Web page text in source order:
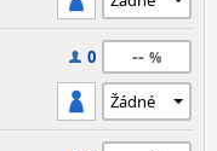
0 --